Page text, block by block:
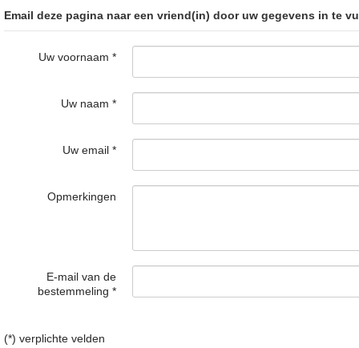
Email deze pagina naar een vriend(in) door uw gegevens in te
Uw voornaam *
Uw naam *
Uw email *
Opmerkingen
E-mail van de
bestemmeling *
(*) verplichte velden